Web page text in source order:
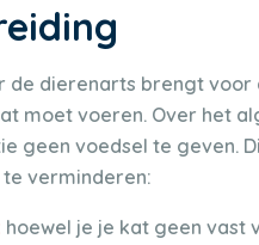
de dierenarts brengt
moet voeren. Over het
geen voedsel te geven.
verminderen:
hoewel je je kat geen vast